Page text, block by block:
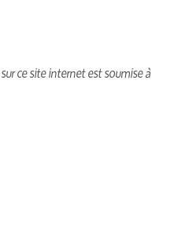
ce site internet est soumise à